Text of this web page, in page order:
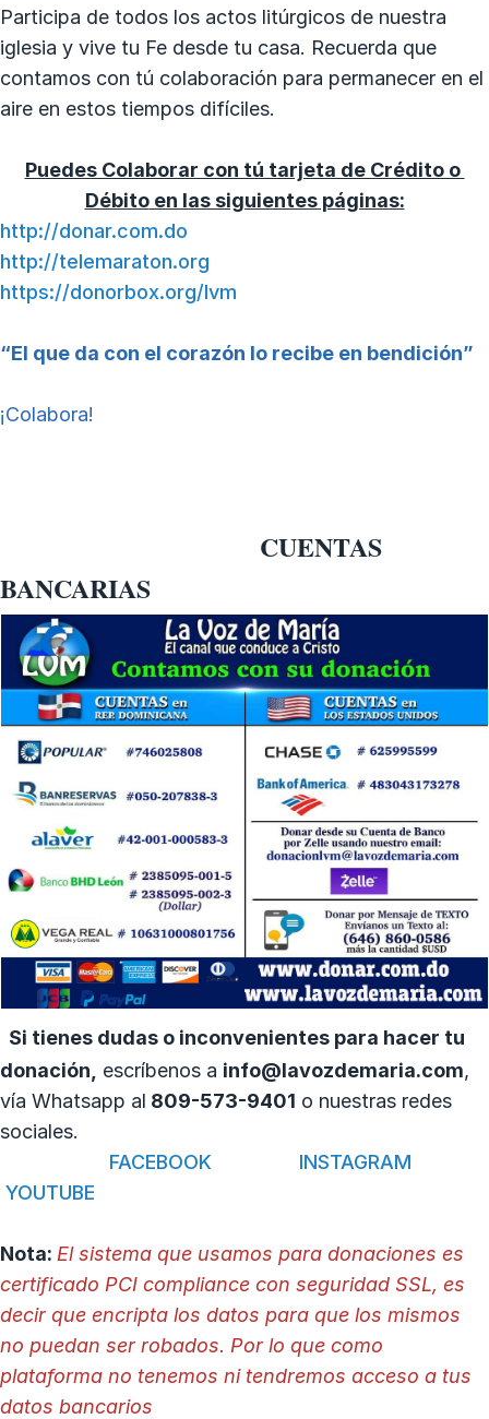
Participa de todos los actos litúrgicos de nuestra
iglesia y vive tu Fe desde tu casa. Recuerda que
contamos con tú colaboración para permanecer en el
aire en estos tiempos difíciles.
Puedes Colaborar con tú tarjeta de Crédito o
Débitoen las siguientes páginas:
http://donar.com.do
http://telemaraton.org
https://donorbox.org/lvm
“El que da con el corazón lo recibe en bendición”
¡Colabora!
CUENTAS
BANCARIAS
Si tienes dudas o inconvenientes para hacer tu
donación,
escríbenos a info@lavozdemaria.com,
vía Whatsapp al 809-573-9401 o nuestras redes
sociales.
FACEBOOK
INSTAGRAM
YOUTUBE
Nota: El sistema que usamos para donaciones es
certificado PCI compliance con seguridad SSL, es
decir que encripta los datos para que los mismos
no puedan ser robados. Por lo que como
plataforma no tenemos ni tendremos acceso a tus
datos bancarios